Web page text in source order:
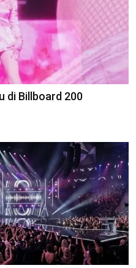
di Billboard 200